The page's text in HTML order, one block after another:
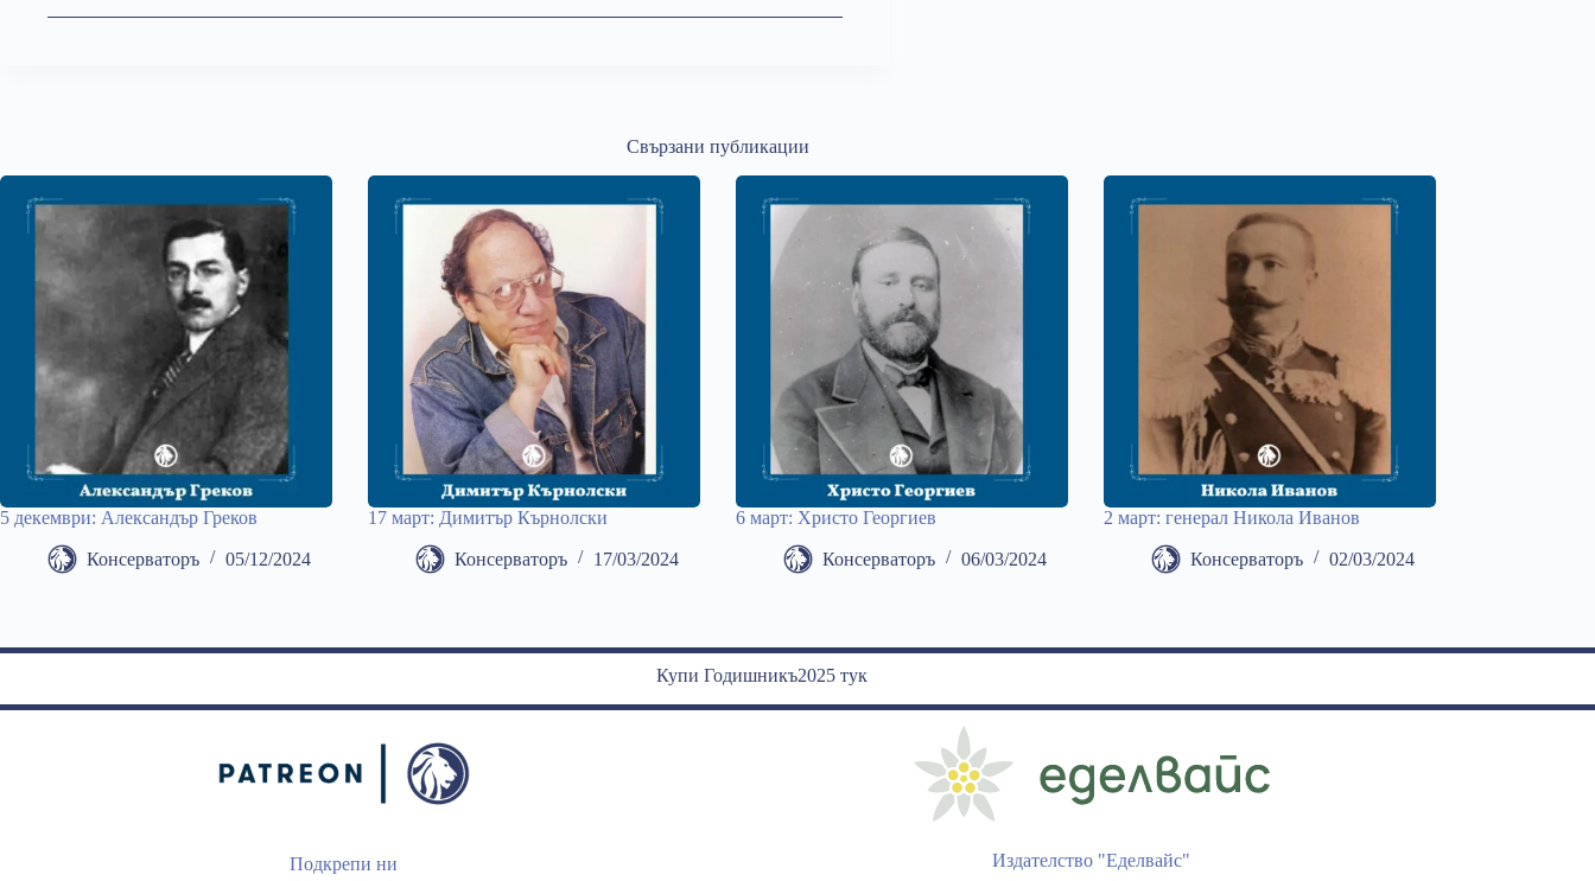
Свързани публикации
5 декември: Александър Греков
Консерваторъ 05/12/2024
17 март: Димитър Кърнолски
Консерваторъ 17/03/2024
6 март: Христо Георгиев
Консерваторъ 06/03/2024
2 март: генерал Никола Иванов
Консерваторъ 02/03/2024
Купи Годишникъ2025 тук
Подкрепи ни Издателство "Еделвайс"